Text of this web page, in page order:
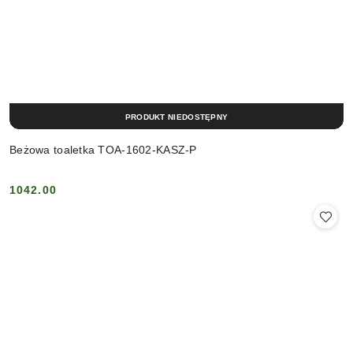
Beżowa toaletka TOA-1602-KASZ-P
Cena:
1042.00
PRODUKT NIEDOSTĘPNY